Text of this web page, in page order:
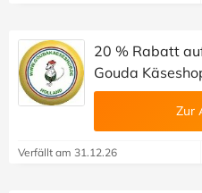
20 % Rabatt
Gouda
Zur
Verfällt am 31.12.26